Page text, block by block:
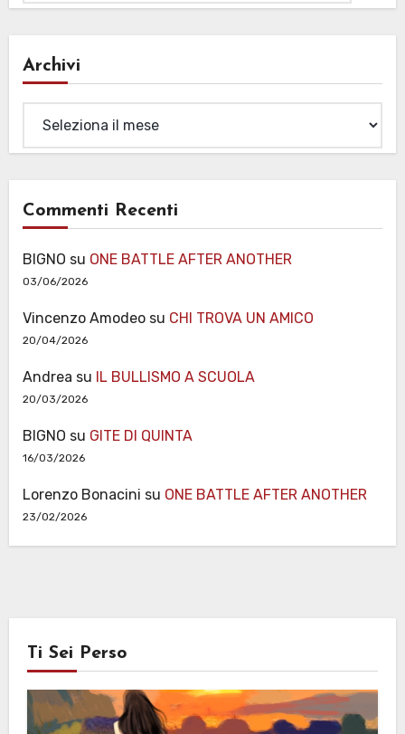
Archivi
Commenti Recenti
BIGNO su ONE BATTLE AFTER ANOTHER
03/06/2026
Vincenzo Amodeosu CHI TROVA UN AMICO
20/04/2026
Andrea su IL BULLISMO A SCUOLA
20/03/2026
BIGNO su GITE DI QUINTA
16/03/2026
Lorenzo Bonacini su ONE BATTLE AFTER ANOTHER
23/02/2026
Ti Sei Perso